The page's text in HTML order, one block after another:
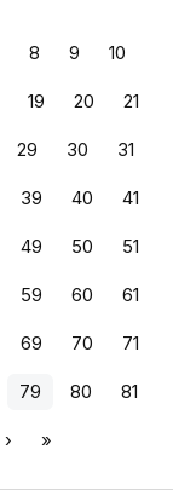
8 9 10
19 20 21
29 30 31
39 40 41
49 50 51
59 60 61
69 70 71
79 80 81
› »